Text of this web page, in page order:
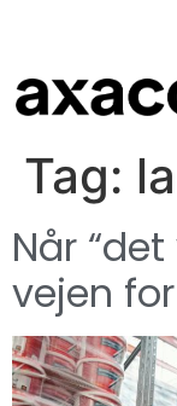
Tag:
Når
vejen